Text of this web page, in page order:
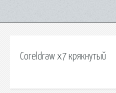
Coreldraw x7 крякнутый